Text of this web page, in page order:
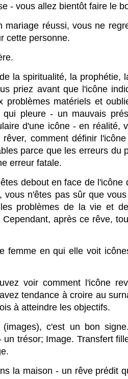
- vous allez bientôt faire le
mariage réussi, vous ne
cette personne.
la spiritualité, la prophétie,
priez avant que l'icône
problèmes matériels et
qui pleure - un mauvais
d'une icône - en réalité,
comment définir
parce que les erreurs du
erreur fatale.
debout en face de l'icône
vous n'êtes pas sûr que
problèmes de la vie et
après ce rêve,
femme en qui elle voit
voir comment l'icône
tendance à croire au
à atteindre les objectifs.
(images), c'est un bon
un trésor; Image. Transfert
la maison - un rêve prédit